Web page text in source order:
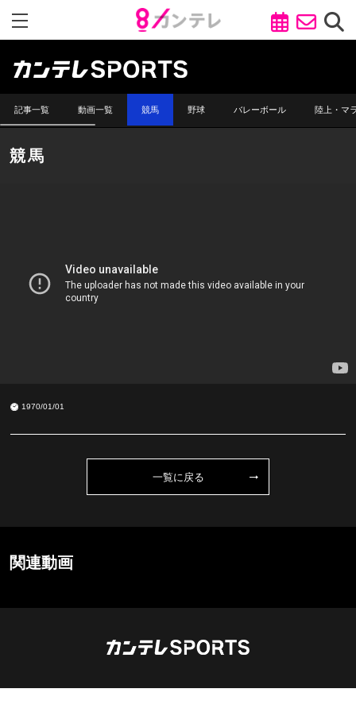
記事一覧 動画一覧 競馬 野球 バレーボール 陸上・マ
競馬
1970/01/01
一覧に戻る
関連動画